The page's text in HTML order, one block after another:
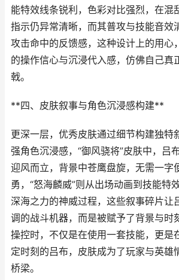
能特效线条锐利，色彩对比强烈，在混
指示仍异常清晰，而其普攻与技能音效
攻击命中的反馈感，这种设计上的用心
的操作信心与沉浸代入感，仿佛自己真
戟。
**四、皮肤叙事与角色沉浸感构建**
更深一层，优秀皮肤通过细节构建独特
强角色沉浸感，“御风骁将”皮肤中，吕
迎风而立，背景中苍鹰盘旋，无需一字
勇，“怒海麟威”则从出场动画到技能特
深海之力的神威过程，这些叙事碎片让
调的战斗机器，而是被赋予了背景与时
操控时，不仅是在使用一套技能，更是
定时刻的吕布，皮肤成为了玩家与英雄
桥梁。